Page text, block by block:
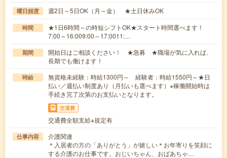
曜日頻度 週2日～5日OK（月～金） ★土日休みOK
時間
★1日6時間～の時短シフトOK★スタート時間選べます！
7:00～16:009:00～17:0011:…
期間
開始日はご相談ください！ ★急募 ★職場が気に入れば、
長期でも働けます！
時給
無資格未経験：時給1300円～ 経験者：時給1550円～★日
払い／週払い制度あり（月払いも選べます）※稼働開始時は
手続き完了次第のお支払いとなります。
交通費
交通費全額支給※規定有
仕事内容
介護関連
＊入居者の方の「ありがとう」が嬉しい＊お年寄りを笑顔に
する介護のお仕事です。おじいちゃん、おばあちゃ…